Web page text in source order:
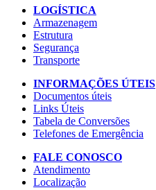
LOGÍSTICA
Armazenagem
Estrutura
Segurança
Transporte
INFORMAÇÕES ÚTEIS
Documentos úteis
Links Úteis
Tabela de Conversões
Telefones de Emergência
FALE CONOSCO
Atendimento
Localização